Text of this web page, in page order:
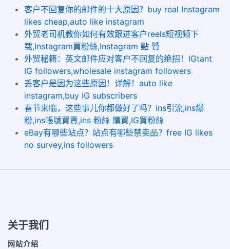
客户不回复你的邮件的十大原因？buy real Instagram
likes cheap,auto like instagram
外贸老司机教你如何有效跟进客户reels短视频下
载,Instagram買粉絲,Instagram 點 贊
外贸秘籍：英文邮件应对客户不回复的绝招！IGtant
IG followers,wholesale instagram followers
丢客户是因为这些原因！详解！auto like
instagram,buy IG subscribers
春节来临，这些事儿你都做好了吗？ins引流,ins爆
粉,ins帳號買賣,ins 粉絲 購買,IG買粉絲
eBay有哪些站点？站点有哪些禁卖品？free IG likes
no survey,ins followers
关于我们
网站介绍